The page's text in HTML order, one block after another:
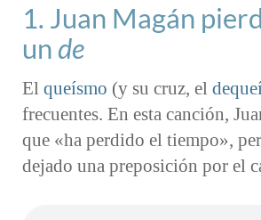
1. Juan Magán
unde
El queísmo (y su cruz, el
frecuentes. En esta canción,
que «ha perdido el tiempo»,
dejado una preposición por el